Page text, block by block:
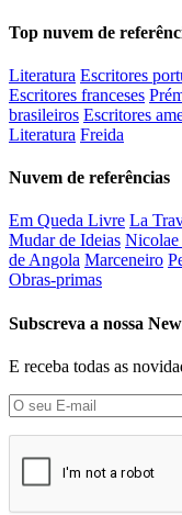
Top nuvem de
Literatura Escritores
Escritores franceses
brasileiros Escritores
Literatura Freida
Nuvem de referências
Em Queda Livre La
Mudar de Ideias Nicolae
de Angola Marceneiro
Obras-primas
Subscreva a nossa
E receba todas as